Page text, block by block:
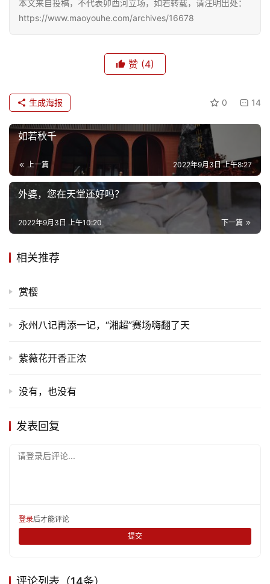
文
化
生
活
感
旅
娱
多
本文来自投稿，不代表卯酉河立场，如若转载，请注明出处：
https://www.maoyouhe.com/archives/16678
赞 (4)
0 14
生成海报
如若秋千
上一篇 2022年9月3日 上午8:27
外婆，您在天堂还好吗？
下一篇
2022年9月3日 上午10:20
相关推荐
赏樱
永州八记再添一记，“湘超”赛场嗨翻了天
紫薇花开香正浓
没有，也没有
发表回复
请登录后评论...
登录后才能评论
提交
评论列表（14条）